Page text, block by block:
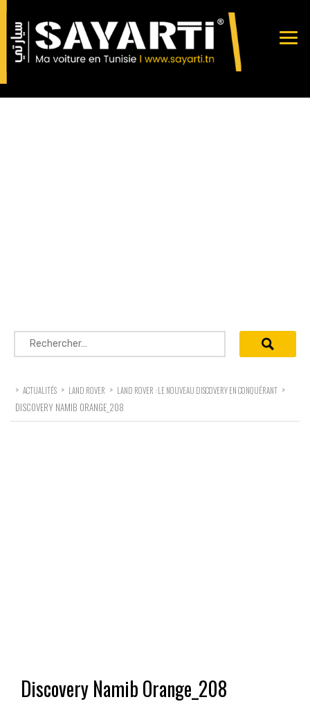
Rechercher :
> ACTUALITÉS > LAND ROVER > LAND ROVER : LE NOUVEAU DISCOVERY EN CONQUÉRANT >
DISCOVERY NAMIB ORANGE_208
Discovery Namib Orange_208